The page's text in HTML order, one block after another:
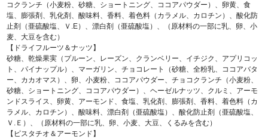
コクランチ（小麦粉、砂糖、ショートニング、ココアパウダー）、卵黄、食
塩、膨張剤、乳化剤、酸味料、香料、着色料（カラメル、カロチン）、酸化防
止剤（亜硫酸塩、Ｖ.E）、漂白剤（亜硫酸塩）、（原材料の一部に乳、卵、小
麦、大豆を含む）
【ドライフルーツ＆ナッツ】
砂糖、乾燥果実（プルーン、レーズン、クランベリー、イチジク、アプリコッ
ト、パイナップル）、マーガリン、チョコレート（砂糖、全粉乳、ココアバタ
ー、カカオマス）、卵、小麦粉、ココアパウダー、チョコクランチ（小麦粉、
砂糖、ショートニング、ココアパウダー）、ヘーゼルナッツ、クルミ、アーモ
ンドスライス、卵黄、アーモンド、食塩、乳化剤、膨張剤、香料、着色料（カ
ラメル、カロチン）、酸味料、漂白剤（亜硫酸塩）、酸化防止剤（亜硫酸塩、
Ｖ.Ｅ）、（原材料の一部に乳、卵、小麦、大豆、くるみを含む）
【ピスタチオ＆アーモンド】